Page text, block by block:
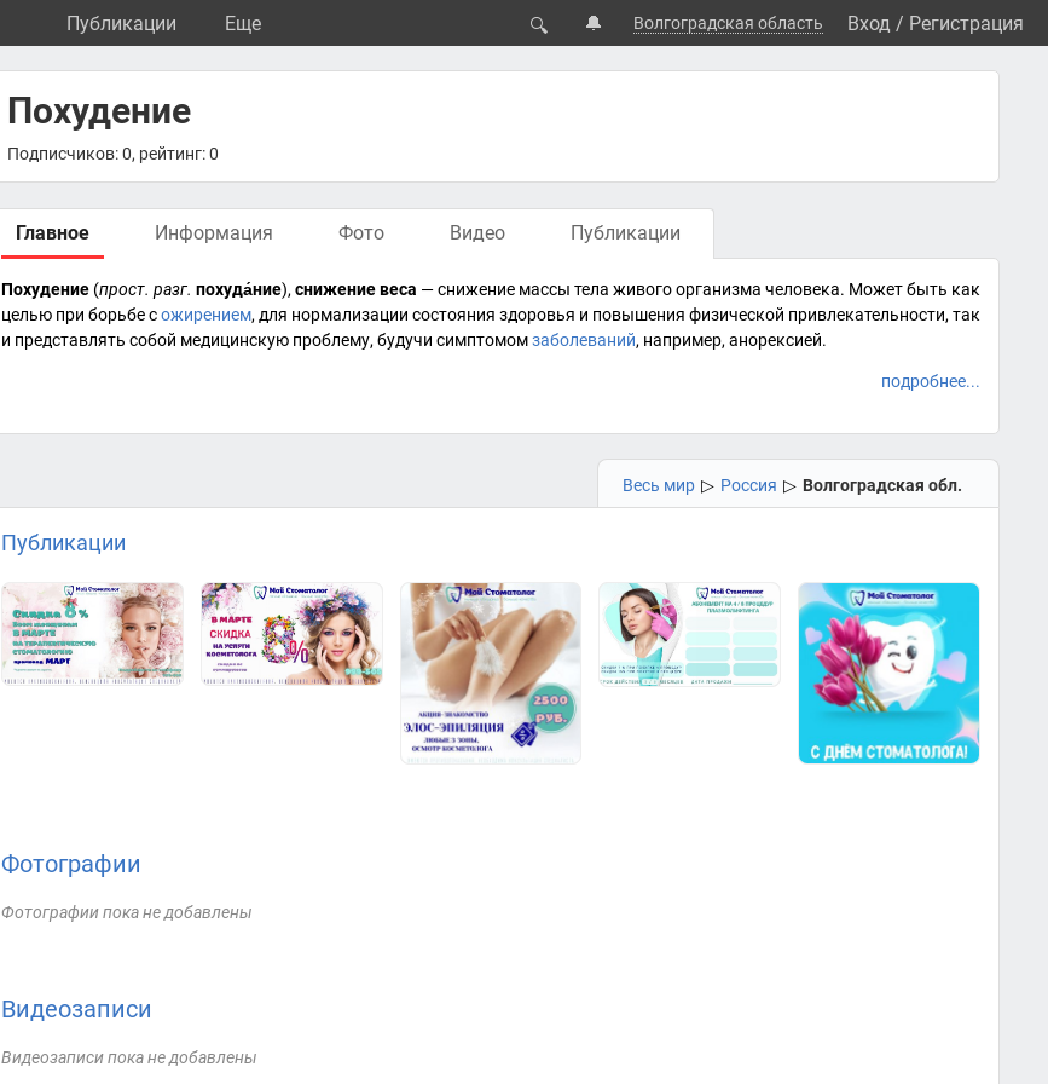
Публикации Eще 🔍 🔔 Волгоградская область Вход / Регистрация
Похудение
Подписчиков: 0, рейтинг: 0
Главное Информация Фото Видео Публикации
Похудение (прост. разг. похуда́ние), снижение веса — снижение массы тела живого организма человека. Может быть как
целью при борьбе сожирением, для нормализации состояния здоровья и повышения физической привлекательности, так
и представлять собой медицинскую проблему, будучи симптомомзаболеваний, например, анорексией.
подробнее...
Весь мир ▷ Россия ▷ Волгоградская обл.
Публикации
Фотографии
Фотографии пока не добавлены
Видеозаписи
Видеозаписи пока не добавлены